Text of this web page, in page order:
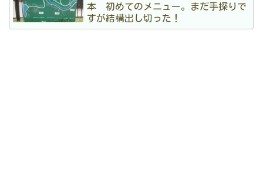
本 初めてのメニュー。まだ手探りで
すが結構出し切った！